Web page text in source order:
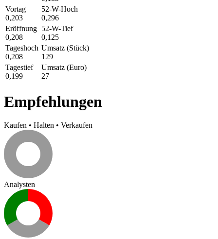
Vortag
0,203
52-W-Hoch
0,296
Eröffnung
0,208
52-W-Tief
0,125
Tageshoch
0,208
Umsatz (Stück)
129
Tagestief
0,199
Umsatz (Euro)
27
Empfehlungen
Kaufen • Halten • Verkaufen
Analysten